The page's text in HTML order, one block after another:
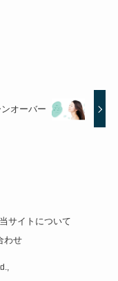
オーバー
当サイトについて
わせ